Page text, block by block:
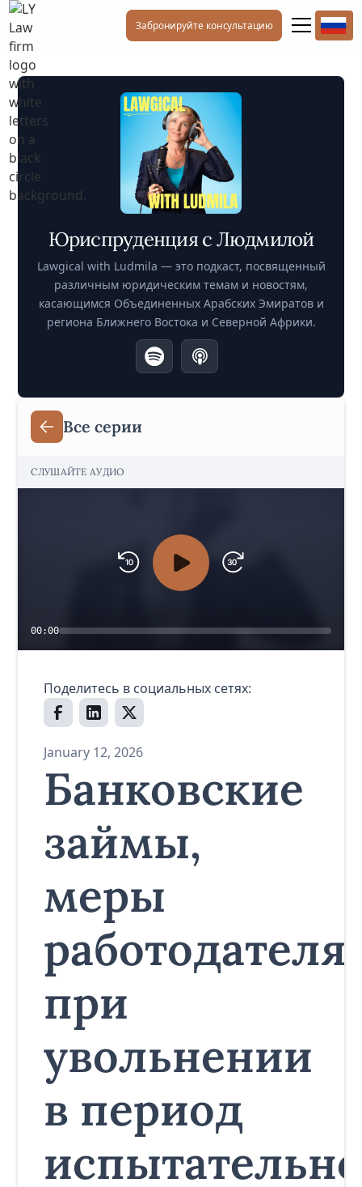
Забронируйте консультацию
Юриспруденция с Людмилой
Lawgical with Ludmila — это подкаст, посвященный
различным юридическим темам и новостям,
касающимся Объединенных Арабских Эмиратов и
региона Ближнего Востока и Северной Африки.
Все серии
СЛУШАЙТЕ АУДИО
00:00
Поделитесь в социальных сетях:
January 12, 2026
Банковские
займы,
меры
работодателя
при
увольнении
в период